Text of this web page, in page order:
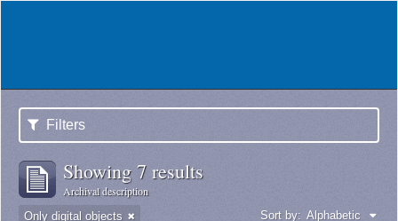
Filters
Showing 7 results
Archival description
Only digital objects Sort by: Alphabetic